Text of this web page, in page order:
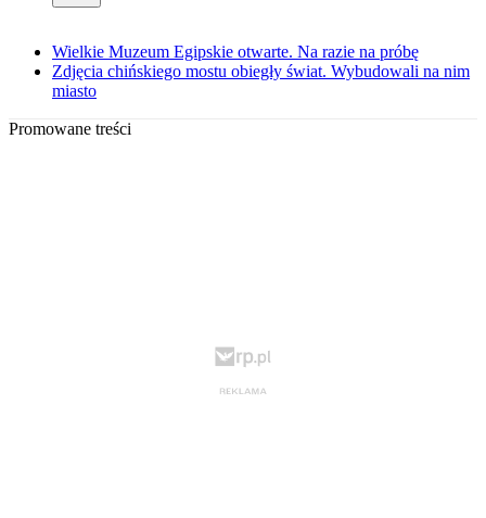
Wielkie Muzeum Egipskie otwarte. Na razie na próbę
Zdjęcia chińskiego mostu obiegły świat. Wybudowali na nim
miasto
Promowane treści